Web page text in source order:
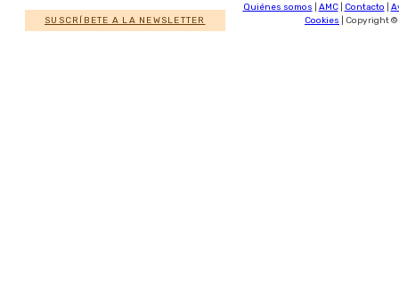
SUSCRÍBETE A LA NEWSLETTER
Quiénes somos AMC| Contacto
Cookies | Copyright